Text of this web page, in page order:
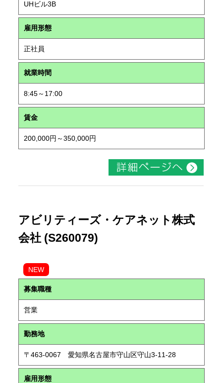
UHビル3B
雇用形態
正社員
就業時間
8:45～17:00
賃金
200,000円～350,000円
アビリティーズ・ケアネット株式
会社 (S260079)
NEW
募集職種
営業
勤務地
〒463-0067 愛知県名古屋市守山区守山3-11-28
雇用形態